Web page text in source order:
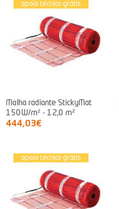
apoio técnico grátis
Malha radiante StickyMat
150W/m² - 12,0 m²
444,03€
apoio técnico grátis